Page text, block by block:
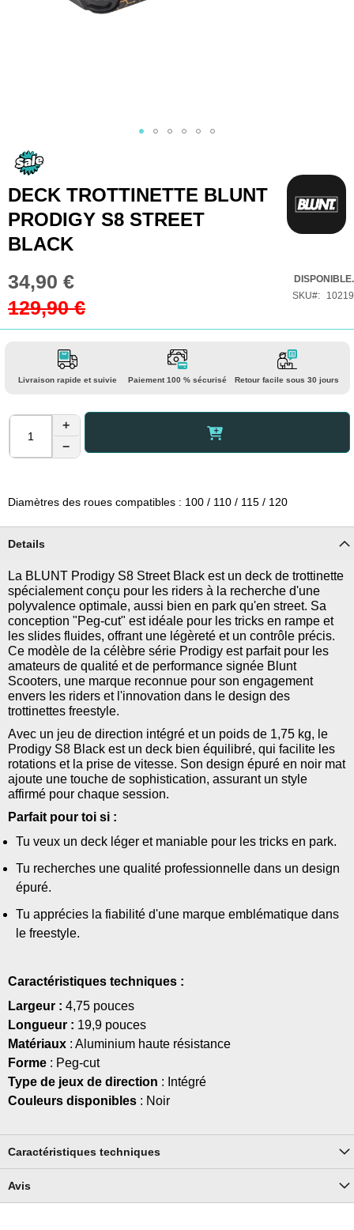
Skip
the
of
the
gallery
DECK TROTTINETTE BLUNT
PRODIGY S8 STREET
BLACK
Prix
Spécial
34,90 €
129,90 €
DISPONIBLE.
SKU
10219
Livraison rapide et suivie Paiement 100 % sécurisé Retour facile sous 30 jours
+
−
Diamètres des roues compatibles : 100 / 110 / 115 / 120
Details
La BLUNT Prodigy S8 Street Black est un deck de trottinette
spécialement conçu pour les riders à la recherche d'une
polyvalence optimale, aussi bien en park qu'en street. Sa
conception "Peg-cut" est idéale pour les tricks en rampe et
les slides fluides, offrant une légèreté et un contrôle précis.
Ce modèle de la célèbre série Prodigy est parfait pour les
amateurs de qualité et de performance signée Blunt
Scooters, une marque reconnue pour son engagement
envers les riders et l'innovation dans le design des
trottinettes freestyle.
Avec un jeu de direction intégré et un poids de 1,75 kg, le
Prodigy S8 Black est un deck bien équilibré, qui facilite les
rotations et la prise de vitesse. Son design épuré en noir mat
ajoute une touche de sophistication, assurant un style
affirmé pour chaque session.
Parfait pour toi si :
Tu veux un deck léger et maniable pour les tricks en park.
Tu recherches une qualité professionnelle dans un design
épuré.
Tu apprécies la fiabilité d'une marque emblématique dans
le freestyle.
Caractéristiques techniques :
Largeur : 4,75 pouces
Longueur : 19,9 pouces
Matériaux : Aluminium haute résistance
Forme : Peg-cut
Type de jeux de direction : Intégré
Couleurs disponibles : Noir
Caractéristiques techniques
Avis